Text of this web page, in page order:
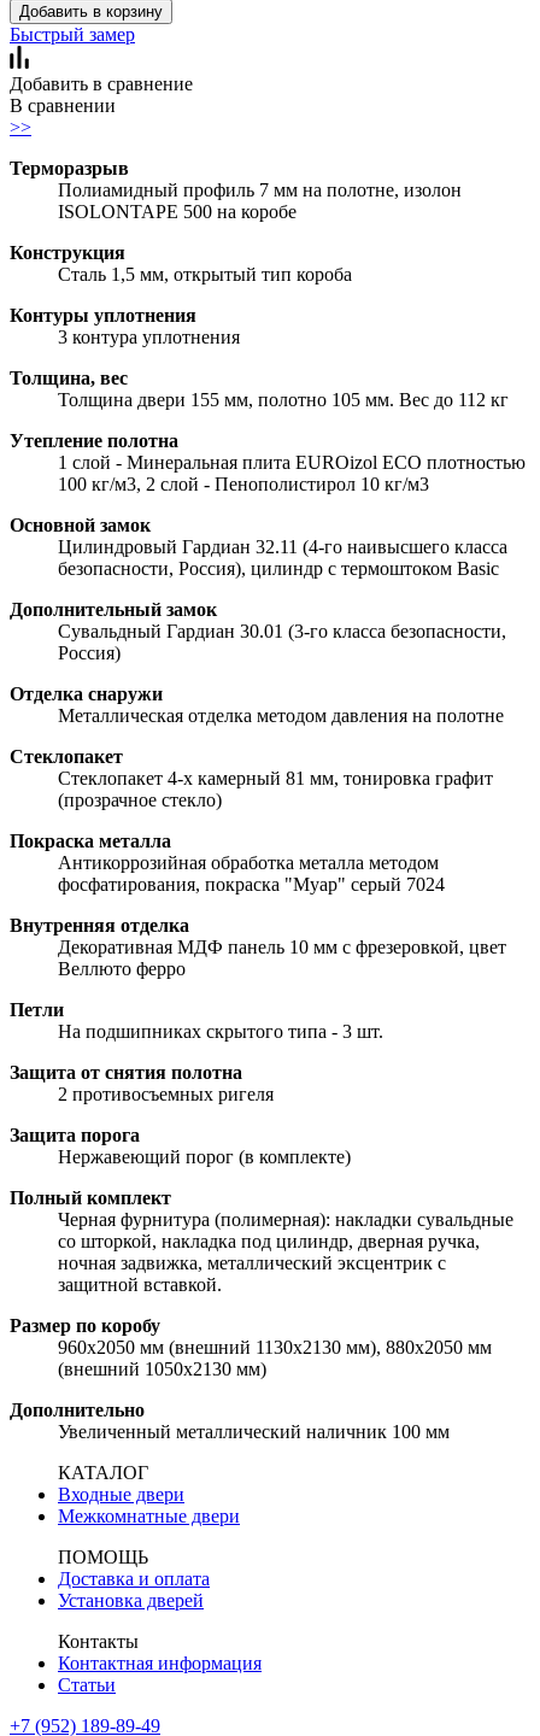
Добавить в корзину
Быстрый замер
Добавить в сравнение
В сравнении
>>
Терморазрыв
Полиамидный профиль 7 мм на полотне, изолон
ISOLONTAPE 500 на коробе
Конструкция
Сталь 1,5 мм, открытый тип короба
Контуры уплотнения
3 контура уплотнения
Толщина, вес
Толщина двери 155 мм, полотно 105 мм. Вес до 112 кг
Утепление полотна
1 слой - Минеральная плита EUROizol ECO плотностью
100 кг/м3, 2 слой - Пенополистирол 10 кг/м3
Основной замок
Цилиндровый Гардиан 32.11 (4-го наивысшего класса
безопасности, Россия), цилиндр с термоштоком Basic
Дополнительный замок
Сувальдный Гардиан 30.01 (3-го класса безопасности,
Россия)
Отделка снаружи
Металлическая отделка методом давления на полотне
Стеклопакет
Стеклопакет 4-х камерный 81 мм, тонировка графит
(прозрачное стекло)
Покраска металла
Антикоррозийная обработка металла методом
фосфатирования, покраска "Муар" серый 7024
Внутренняя отделка
Декоративная МДФ панель 10 мм с фрезеровкой, цвет
Веллюто ферро
Петли
На подшипниках скрытого типа - 3 шт.
Защита от снятия полотна
2 противосъемных ригеля
Защита порога
Нержавеющий порог (в комплекте)
Полный комплект
Черная фурнитура (полимерная): накладки сувальдные
со шторкой, накладка под цилиндр, дверная ручка,
ночная задвижка, металлический эксцентрик с
защитной вставкой.
Размер по коробу
960х2050 мм (внешний 1130х2130 мм), 880х2050 мм
(внешний 1050х2130 мм)
Дополнительно
Увеличенный металлический наличник 100 мм
КАТАЛОГ
Входные двери
Межкомнатные двери
ПОМОЩЬ
Доставка и оплата
Установка дверей
Контакты
Контактная информация
Статьи
+7 (952) 189-89-49